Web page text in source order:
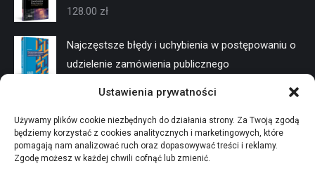
Ustawienia prywatności
Używamy plików cookie niezbędnych do działania strony. Za Twoją zgodą
będziemy korzystać z cookies analitycznych i marketingowych, które
pomagają nam analizować ruch oraz dopasowywać treści i reklamy.
Zgodę możesz w każdej chwili cofnąć lub zmienić.
128.00 zł
Najczęstsze błędy i uchybienia w postępowaniu o
udzielenie zamówienia publicznego
128.00zł
Negocjacje w trybach konkurencyjnych
128.00 zł